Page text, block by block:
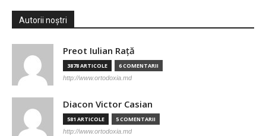
Autorii noștri
Preot Iulian Raţă
3878 ARTICOLE 6 COMENTARII
http://www.ortodoxia.md
Diacon Victor Casian
581 ARTICOLE 5 COMENTARII
http://www.ortodoxia.md